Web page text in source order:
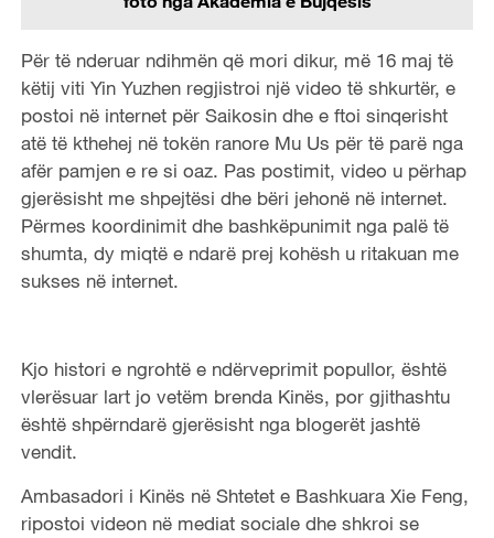
Për të nderuar ndihmën që mori dikur, më 16 maj të
këtij viti Yin Yuzhen regjistroi një video të shkurtër, e
postoi në internet për Saikosin dhe e ftoi sinqerisht
atë të kthehej në tokën ranore Mu Us për të parë nga
afër pamjen e re si oaz. Pas postimit, video u përhap
gjerësisht me shpejtësi dhe bëri jehonë në internet.
Përmes koordinimit dhe bashkëpunimit nga palë të
shumta, dy miqtë e ndarë prej kohësh u ritakuan me
sukses në internet.
Kjo histori e ngrohtë e ndërveprimit popullor, është
vlerësuar lart jo vetëm brenda Kinës, por gjithashtu
është shpërndarë gjerësisht nga blogerët jashtë
vendit.
Ambasadori i Kinës në Shtetet e Bashkuara Xie Feng,
ripostoi videon në mediat sociale dhe shkroi se